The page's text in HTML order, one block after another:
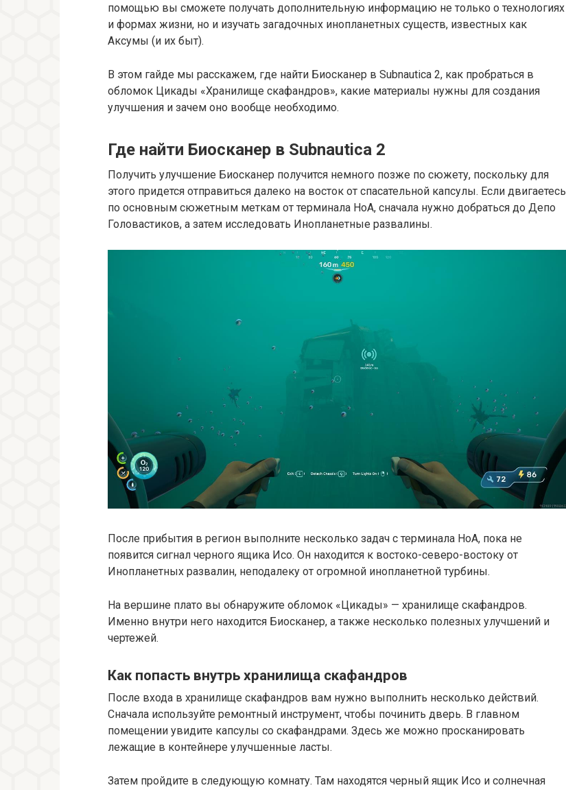
помощью вы сможете получать дополнительную информацию не только о технологиях
и формах жизни, но и изучать загадочных инопланетных существ, известных как
Аксумы (и их быт).
В этом гайде мы расскажем, где найти Биосканер в Subnautica 2, как пробраться в
обломок Цикады «Хранилище скафандров», какие материалы нужны для создания
улучшения и зачем оно вообще необходимо.
Где найти Биосканер в Subnautica 2
Получить улучшение Биосканер получится немного позже по сюжету, поскольку для
этого придется отправиться далеко на восток от спасательной капсулы. Если двигаетесь
по основным сюжетным меткам от терминала НоА, сначала нужно добраться до Депо
Головастиков, а затем исследовать Инопланетные развалины.
После прибытия в регион выполните несколько задач с терминала НоА, пока не
появится сигнал черного ящика Исо. Он находится к востоко-северо-востоку от
Инопланетных развалин, неподалеку от огромной инопланетной турбины.
На вершине плато вы обнаружите обломок «Цикады» — хранилище скафандров.
Именно внутри него находится Биосканер, а также несколько полезных улучшений и
чертежей.
Как попасть внутрь хранилища скафандров
После входа в хранилище скафандров вам нужно выполнить несколько действий.
Сначала используйте ремонтный инструмент, чтобы починить дверь. В главном
помещении увидите капсулы со скафандрами. Здесь же можно просканировать
лежащие в контейнере улучшенные ласты.
Затем пройдите в следующую комнату. Там находятся черный ящик Исо и солнечная